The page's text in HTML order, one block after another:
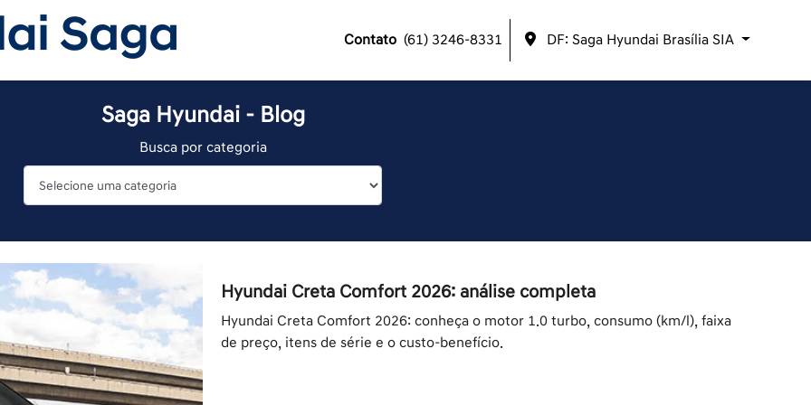
Contato (61) 3246-8331 DF: Saga Hyundai Brasília SIA
Saga Hyundai - Blog
Busca por categoria
Hyundai Creta Comfort 2026: análise completa
Hyundai Creta Comfort 2026: conheça o motor 1.0 turbo, consumo (km/l), faixa
de preço, itens de série e o custo-benefício.